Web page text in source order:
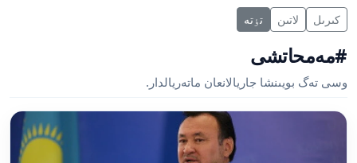
كىرىل لاتىن تٶتە
#مەمحاتشى
وسى تەگ بويىنشا جاريالانعان ماتەريالدار.